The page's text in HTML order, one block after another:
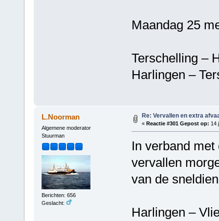
Maandag 25
Terschelling
Harlingen –
L.Noorman
Algemene moderator
Stuurman
Berichten: 656
Geslacht:
Re: Vervallen en extra
« Reactie #301 Gepost op: 14
In verband
vervallen
van de
Harlingen –